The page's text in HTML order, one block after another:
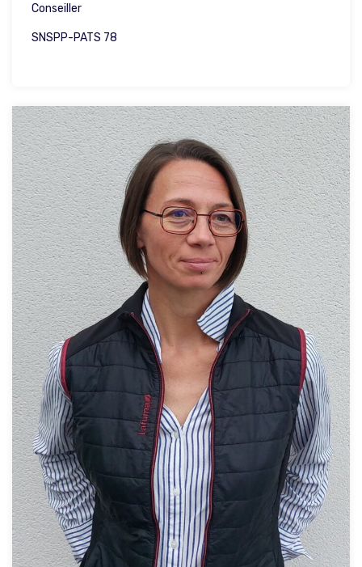
Conseiller
SNSPP-PATS 78